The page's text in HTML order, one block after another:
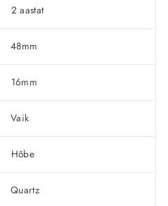
2 aastat
48mm
16mm
Vaik
Hõbe
Quartz